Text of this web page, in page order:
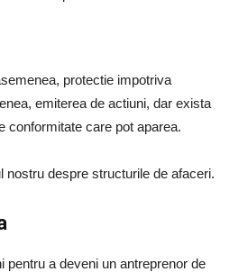
protectie impotriva
emiterea de actiuni, dar exista
conformitate care pot aparea.
nostru despre structurile de afaceri.
pentru a deveni un antreprenor de